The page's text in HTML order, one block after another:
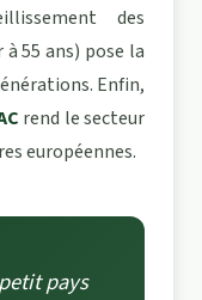
des
55 ans) pose la
Enfin,
rend le secteur
européennes.
pays